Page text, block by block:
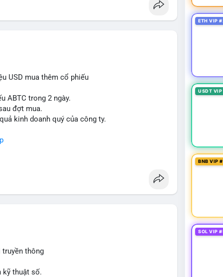
USD mua thêm cổ phiếu
ABTC trong 2 ngày.
đợt mua.
kinh doanh quý của công ty.
truyền thông
kỹ thuật số.
ETH VIP
USDT
BNB VIP
SOL VIP